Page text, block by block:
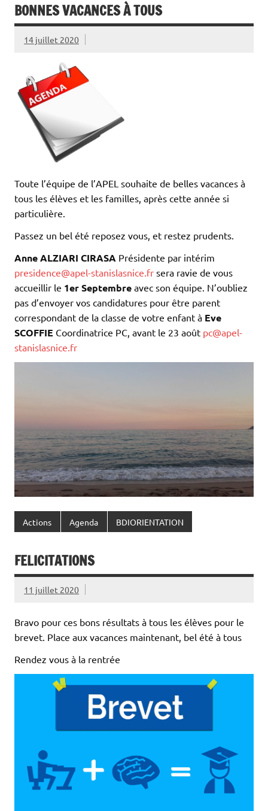
BONNES VACANCES À TOUS
14 juillet 2020
Toute l’équipe de l’APEL souhaite de belles vacances à
tous les élèves et les familles, après cette année si
particulière.
Passez un bel été reposez vous, et restez prudents.
Anne ALZIARI CIRASA Présidente par intérim
presidence@apel-stanislasnice.fr sera ravie de vous
accueillir le 1er Septembre avec son équipe. N’oubliez
pas d’envoyer vos candidatures pour être parent
correspondant de la classe de votre enfant à Eve
SCOFFIE Coordinatrice PC, avant le 23 août pc@apel-
stanislasnice.fr
Actions Agenda BDIORIENTATION
FELICITATIONS
11 juillet 2020
Bravo pour ces bons résultats à tous les élèves pour le
brevet. Place aux vacances maintenant, bel été à tous
Rendez vous à la rentrée